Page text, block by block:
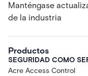
Manténgase
de la industria
Productos
SEGURIDAD COMO
Acre Access Control